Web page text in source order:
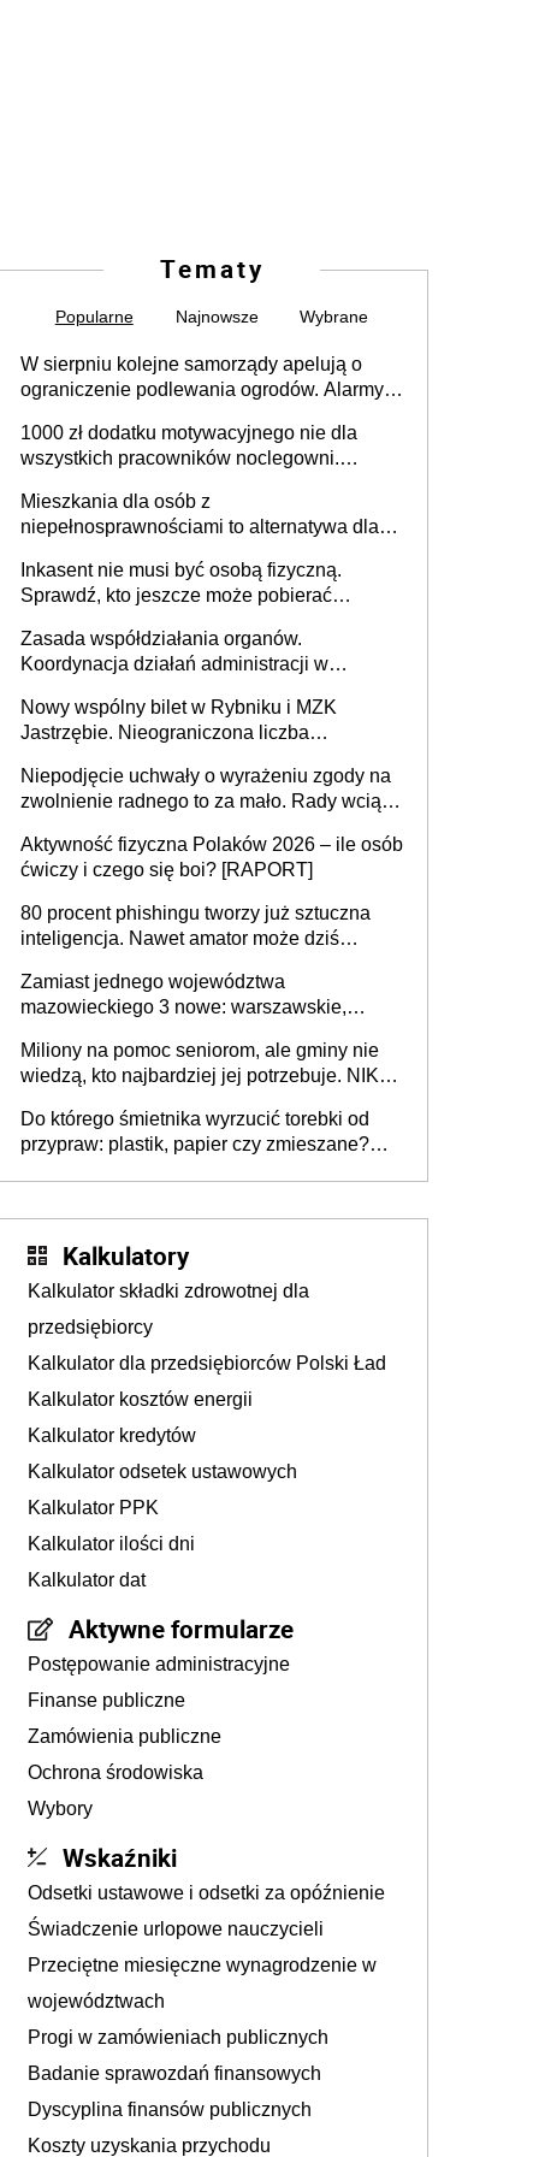
Tematy
Popularne Najnowsze Wybrane
W sierpniu kolejne samorządy apelują o
ograniczenie podlewania ogrodów. Alarmy w
może objąć cały kraj
1000 zł dodatku motywacyjnego nie dla
wszystkich pracowników noclegowni.
Mieszkania dla osób z
niepełnosprawnościami to alternatywa dla
samodzielnie lub z rodziną
Inkasent nie musi być osobą fizyczną.
Sprawdź, kto jeszcze może pobierać
Zasada współdziałania organów.
Koordynacja działań administracji w
Nowy wspólny bilet w Rybniku i MZK
Jastrzębie. Nieograniczona liczba
Niepodjęcie uchwały o wyrażeniu zgody na
zwolnienie radnego to za mało. Rady wciąż
rozstrzygać sprawy
Aktywność fizyczna Polaków 2026 – ile osób
ćwiczy i czego się boi? [RAPORT]
80 procent phishingu tworzy już sztuczna
inteligencja. Nawet amator może dziś
Zamiast jednego województwa
mazowieckiego 3 nowe: warszawskie,
Europie nie ma tak dużych jednostek
stołecznych
Miliony na pomoc seniorom, ale gminy nie
wiedzą, kto najbardziej jej potrzebuje. NIK
Do którego śmietnika wyrzucić torebki od
przypraw: plastik, papier czy zmieszane?
Kalkulatory
Kalkulator składki zdrowotnej dla
przedsiębiorcy
Kalkulator dla przedsiębiorców Polski Ład
Kalkulator kosztów energii
Kalkulator kredytów
Kalkulator odsetek ustawowych
Kalkulator PPK
Kalkulator ilości dni
Kalkulator dat
Aktywne formularze
Postępowanie administracyjne
Finanse publiczne
Zamówienia publiczne
Ochrona środowiska
Wybory
Wskaźniki
Odsetki ustawowe i odsetki za opóźnienie
Świadczenie urlopowe nauczycieli
Przeciętne miesięczne wynagrodzenie w
województwach
Progi w zamówieniach publicznych
Badanie sprawozdań finansowych
Dyscyplina finansów publicznych
Koszty uzyskania przychodu